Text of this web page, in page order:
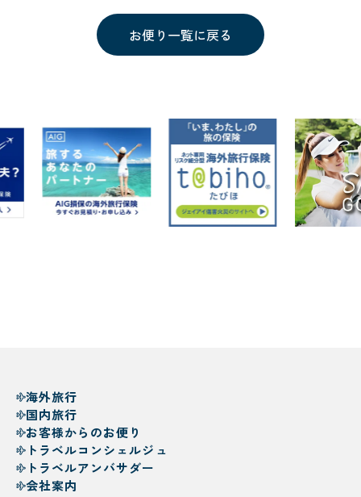
お便り一覧に戻る
海外旅行
国内旅行
お客様からのお便り
トラベルコンシェルジュ
トラベルアンバサダー
会社案内